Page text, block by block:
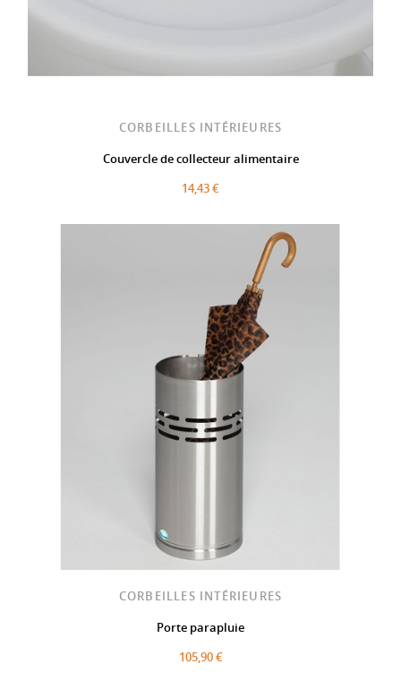
CORBEILLES INTÉRIEURES
Couvercle de collecteur alimentaire
14,43 €
CORBEILLES INTÉRIEURES
Porte parapluie
105,90 €